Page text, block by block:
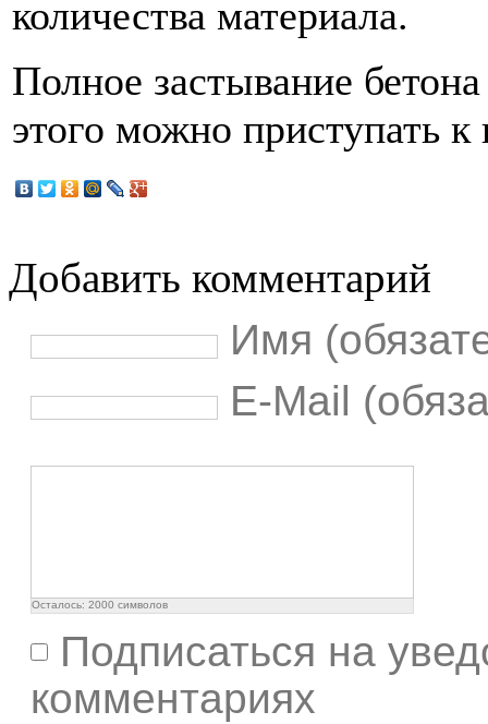
количества материала.
Полное застывание
этого можно приступать
Добавить комментарий
Имя
E-Mail
Осталось: 2000 символов
Подписаться на
комментариях